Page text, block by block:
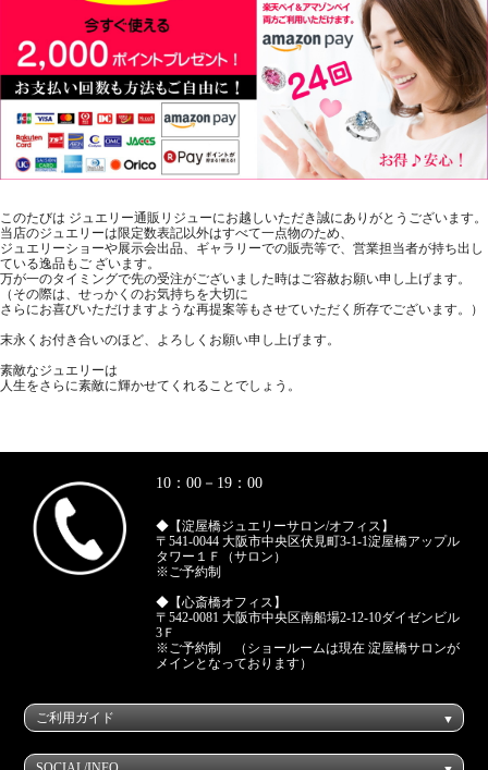
このたびは ジュエリー通販リジューにお越しいただき誠にありがとうございます。
当店のジュエリーは限定数表記以外はすべて一点物のため、
ジュエリーショーや展示会出品、ギャラリーでの販売等で、営業担当者が持ち出し
ている逸品もご ざいます。
万が一のタイミングで先の受注がございました時はご容赦お願い申し上げます。
（その際は、せっかくのお気持ちを大切に
さらにお喜びいただけますような再提案等もさせていただく所存でございます。）
末永くお付き合いのほど、よろしくお願い申し上げます。
素敵なジュエリーは
人生をさらに素敵に輝かせてくれることでしょう。
10：00－19：00
◆【淀屋橋ジュエリーサロン/オフィス】
〒541-0044 大阪市中央区伏見町3-1-1淀屋橋アップル
タワー１Ｆ（サロン）
※ご予約制
◆【心斎橋オフィス】
〒542-0081 大阪市中央区南船場2-12-10ダイゼンビル
3Ｆ
※ご予約制 （ショールームは現在 淀屋橋サロンが
メインとなっております）
ご利用ガイド